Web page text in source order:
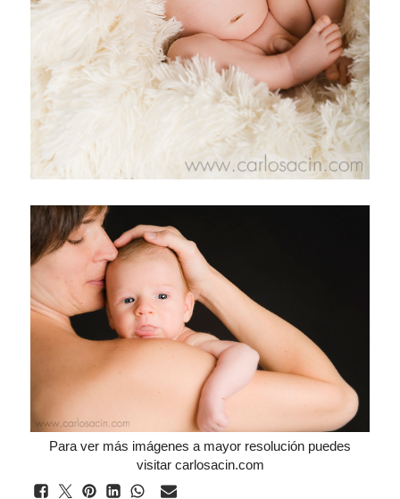
Para ver más imágenes a mayor resolución puedes
visitar carlosacin.com